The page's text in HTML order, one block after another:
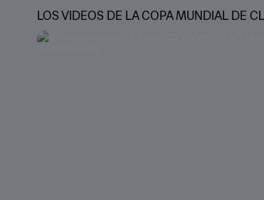
LOS VIDEOS DE LA COPA MUNDIAL DE